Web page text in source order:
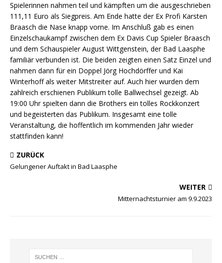
Spielerinnen nahmen teil und kämpften um die ausgeschrieben
111,11 Euro als Siegpreis. Am Ende hatte der Ex Profi Karsten
Braasch die Nase knapp vorne. Im Anschluß gab es einen
Einzelschaukampf zwischen dem Ex Davis Cup Spieler Braasch
und dem Schauspieler August Wittgenstein, der Bad Laasphe
familiär verbunden ist. Die beiden zeigten einen Satz Einzel und
nahmen dann für ein Doppel Jörg Hochdörffer und Kai
Winterhoff als weiter Mitstreiter auf. Auch hier wurden dem
zahlreich erschienen Publikum tolle Ballwechsel gezeigt. Ab
19:00 Uhr spielten dann die Brothers ein tolles Rockkonzert
und begeisterten das Publikum. Insgesamt eine tolle
Veranstaltung, die hoffentlich im kommenden Jahr wieder
stattfinden kann!
ZURÜCK
Gelungener Auftakt in Bad Laasphe
WEITER
Mitternachtsturnier am 9.9.2023